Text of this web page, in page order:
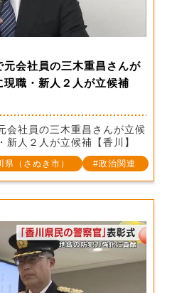
元会社員の三木重昌さんが
職・新人２人が立候補
会社員の三木重昌さんが立候
人２人が立候補【香川】
県（さぬき市） 政治関連